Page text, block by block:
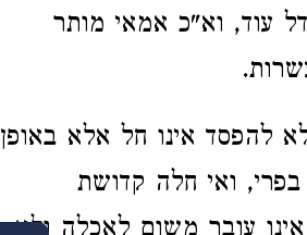
עוד, וא"כ אמאי מותר
להפסד אינו חל אלא באופן
ואי חלה קדושת